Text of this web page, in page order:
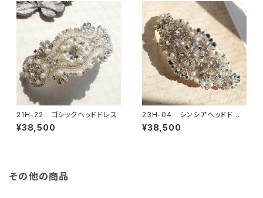
21H-22 ゴシックヘッドドレス
¥38,500
23H-04 シンシアヘッドドレ
ス
¥38,500
その他の商品